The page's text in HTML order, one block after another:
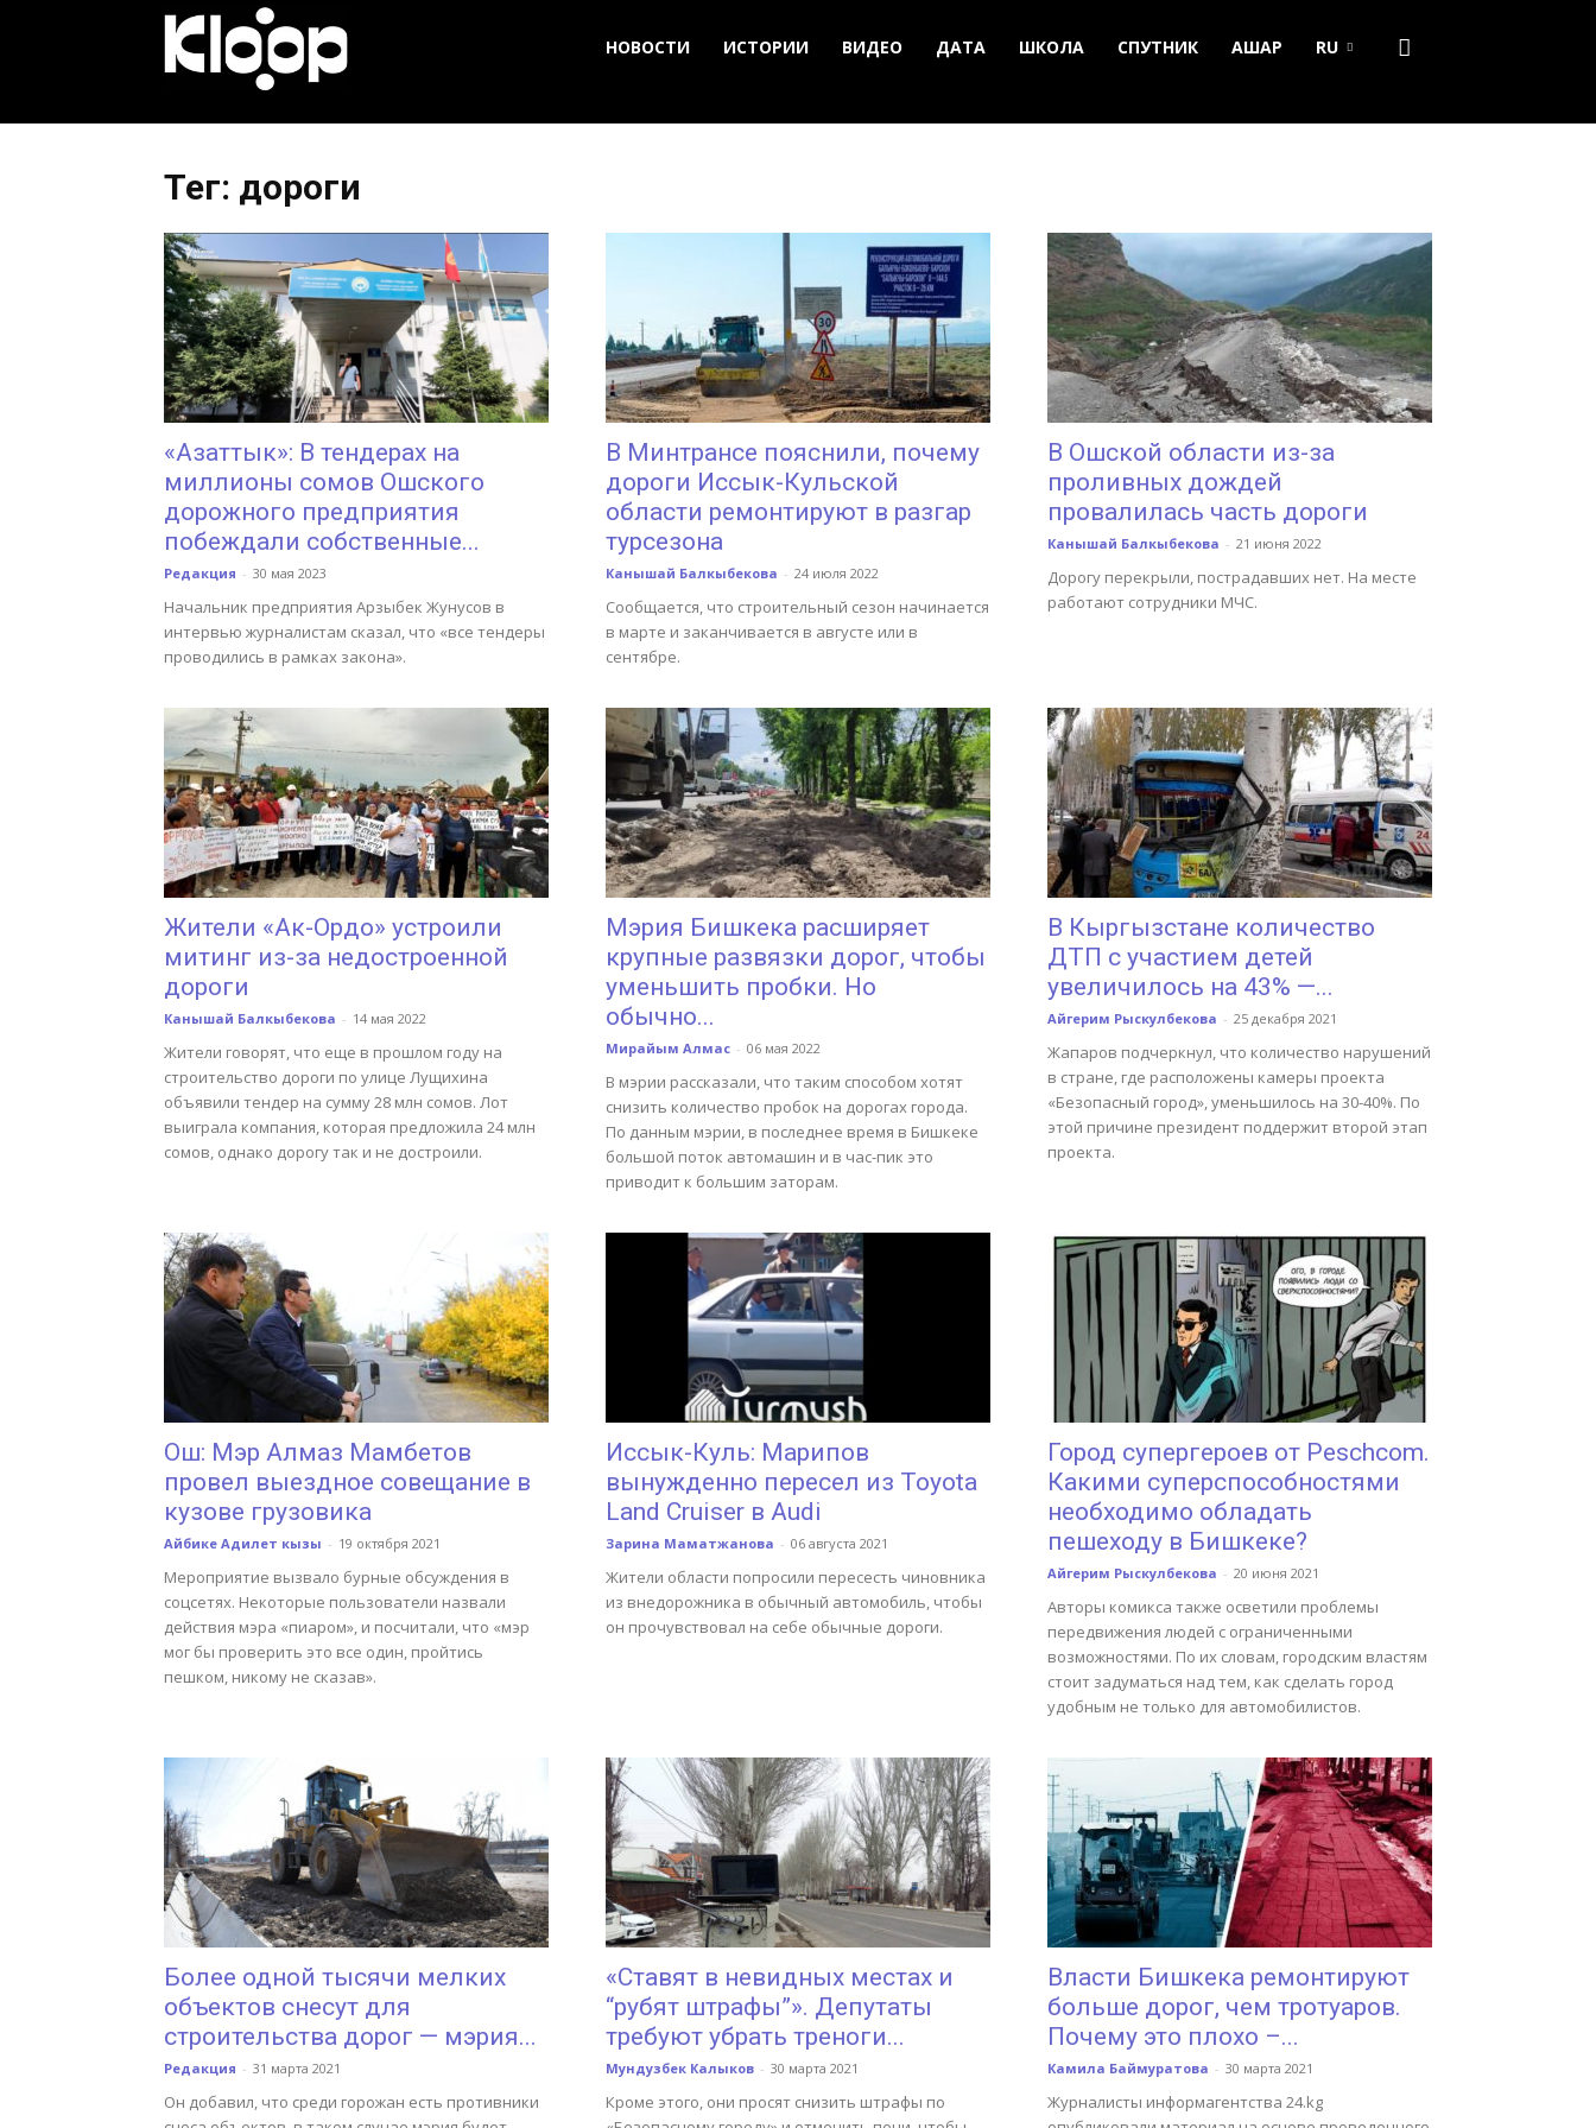
Новости
Кыргызстана
НОВОСТИ ИСТОРИИ ВИДЕО ДАТА ШКОЛА СПУТНИК АШАР RU
Тег: дороги
«Азаттык»: В тендерах на
миллионы сомов Ошского
дорожного предприятия
побеждали собственные...
Редакция - 30 мая 2023
Начальник предприятия Арзыбек Жунусов в
интервью журналистам сказал, что «все тендеры
проводились в рамках закона».
В Минтрансе пояснили, почему
дороги Иссык-Кульской
области ремонтируют в разгар
турсезона
Канышай Балкыбекова - 24 июля 2022
Сообщается, что строительный сезон начинается
в марте и заканчивается в августе или в
сентябре.
В Ошской области из-за
проливных дождей
провалилась часть дороги
Канышай Балкыбекова - 21 июня 2022
Дорогу перекрыли, пострадавших нет. На месте
работают сотрудники МЧС.
Жители «Ак-Ордо» устроили
митинг из-за недостроенной
дороги
Канышай Балкыбекова - 14 мая 2022
Жители говорят, что еще в прошлом году на
строительство дороги по улице Лущихина
объявили тендер на сумму 28 млн сомов. Лот
выиграла компания, которая предложила 24 млн
сомов, однако дорогу так и не достроили.
Мэрия Бишкека расширяет
крупные развязки дорог, чтобы
уменьшить пробки. Но
обычно...
Мирайым Алмас - 06 мая 2022
В мэрии рассказали, что таким способом хотят
снизить количество пробок на дорогах города.
По данным мэрии, в последнее время в Бишкеке
большой поток автомашин и в час-пик это
приводит к большим заторам.
В Кыргызстане количество
ДТП с участием детей
увеличилось на 43% —...
Айгерим Рыскулбекова - 25 декабря 2021
Жапаров подчеркнул, что количество нарушений
в стране, где расположены камеры проекта
«Безопасный город», уменьшилось на 30-40%. По
этой причине президент поддержит второй этап
проекта.
Ош: Мэр Алмаз Мамбетов
провел выездное совещание в
кузове грузовика
Айбике Адилет кызы - 19 октября 2021
Мероприятие вызвало бурные обсуждения в
соцсетях. Некоторые пользователи назвали
действия мэра «пиаром», и посчитали, что «мэр
мог бы проверить это все один, пройтись
пешком, никому не сказав».
Иссык-Куль: Марипов
вынужденно пересел из Toyota
Land Cruiser в Audi
Зарина Маматжанова - 06 августа 2021
Жители области попросили пересесть чиновника
из внедорожника в обычный автомобиль, чтобы
он прочувствовал на себе обычные дороги.
Город супергероев от Peschcom.
Какими суперспособностями
необходимо обладать
пешеходу в Бишкеке?
Айгерим Рыскулбекова - 20 июня 2021
Авторы комикса также осветили проблемы
передвижения людей с ограниченными
возможностями. По их словам, городским властям
стоит задуматься над тем, как сделать город
удобным не только для автомобилистов.
Более одной тысячи мелких
объектов снесут для
строительства дорог — мэрия...
Редакция - 31 марта 2021
Он добавил, что среди горожан есть противники
«Ставят в невидных местах и
“рубят штрафы”». Депутаты
требуют убрать треноги...
Мундузбек Калыков - 30 марта 2021
Кроме этого, они просят снизить штрафы по
Власти Бишкека ремонтируют
больше дорог, чем тротуаров.
Почему это плохо –...
Камила Баймуратова - 30 марта 2021
Журналисты информагентства 24.kg